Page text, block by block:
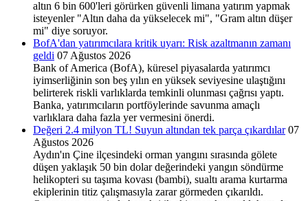
altın 6 bin 600'leri görürken güvenli limana yatırım yapmak
isteyenler "Altın daha da yükselecek mi", "Gram altın düşer
mi" diye soruyor.
BofA'dan yatırımcılara kritik uyarı: Risk azaltmanın zamanı
geldi 07 Ağustos 2026
Bank of America (BofA), küresel piyasalarda yatırımcı
iyimserliğinin son beş yılın en yüksek seviyesine ulaştığını
belirterek riskli varlıklarda temkinli olunması çağrısı yaptı.
Banka, yatırımcıların portföylerinde savunma amaçlı
varlıklara daha fazla yer vermesini önerdi.
Değeri 2.4 milyon TL! Suyun altından tek parça çıkardılar 07
Ağustos 2026
Aydın'ın Çine ilçesindeki orman yangını sırasında gölete
düşen yaklaşık 50 bin dolar değerindeki yangın söndürme
helikopteri su taşıma kovası (bambi), sualtı arama kurtarma
ekiplerinin titiz çalışmasıyla zarar görmeden çıkarıldı.